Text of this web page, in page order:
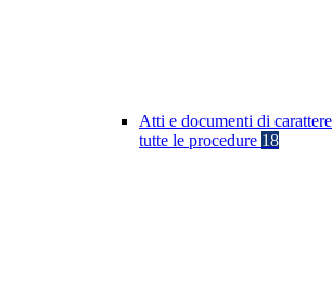
Atti e documenti di
tutte le procedure 18